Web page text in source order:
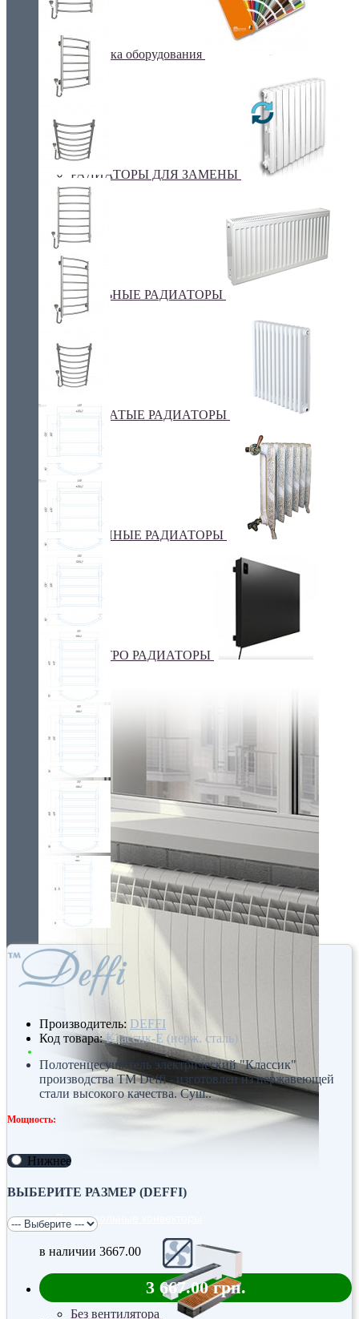
Покраска оборудования
РАДИАТОРЫ ДЛЯ ЗАМЕНЫ
СТАЛЬНЫЕ РАДИАТОРЫ
ТРУБЧАТЫЕ РАДИАТОРЫ
ЧУГУННЫЕ РАДИАТОРЫ
ЭЛЕКТРО РАДИАТОРЫ
Внутрипольные конвекторы
Без вентилятора
Производитель: DEFFI
Код товара:Классик-Е (нерж. сталь)
Полотенцесушитель электрический "Классик"
производства ТМ Deffi - изготовлен из нержавеющей
стали высокого качества. Суш..
Мощность:
Нижнее
ВЫБЕРИТЕ РАЗМЕР (DEFFI)
в наличии 3667.00
3 667.00 грн.